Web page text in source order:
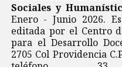
Sociales y
Enero - Junio 2026.
editada por el Centro
para el Desarrollo
2705 Col Providencia